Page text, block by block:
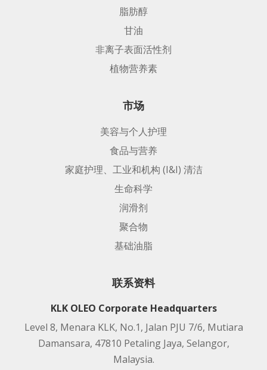
脂肪醇
甘油
非离子表面活性剂
植物营养素
市场
美容与个人护理
食品与营养
家庭护理、工业和机构 (I&I) 清洁
生命科学
润滑剂
聚合物
基础油脂
联系资料
KLK OLEO Corporate Headquarters
Level 8, Menara KLK, No.1, Jalan PJU 7/6, Mutiara
Damansara, 47810 Petaling Jaya, Selangor,
Malaysia.